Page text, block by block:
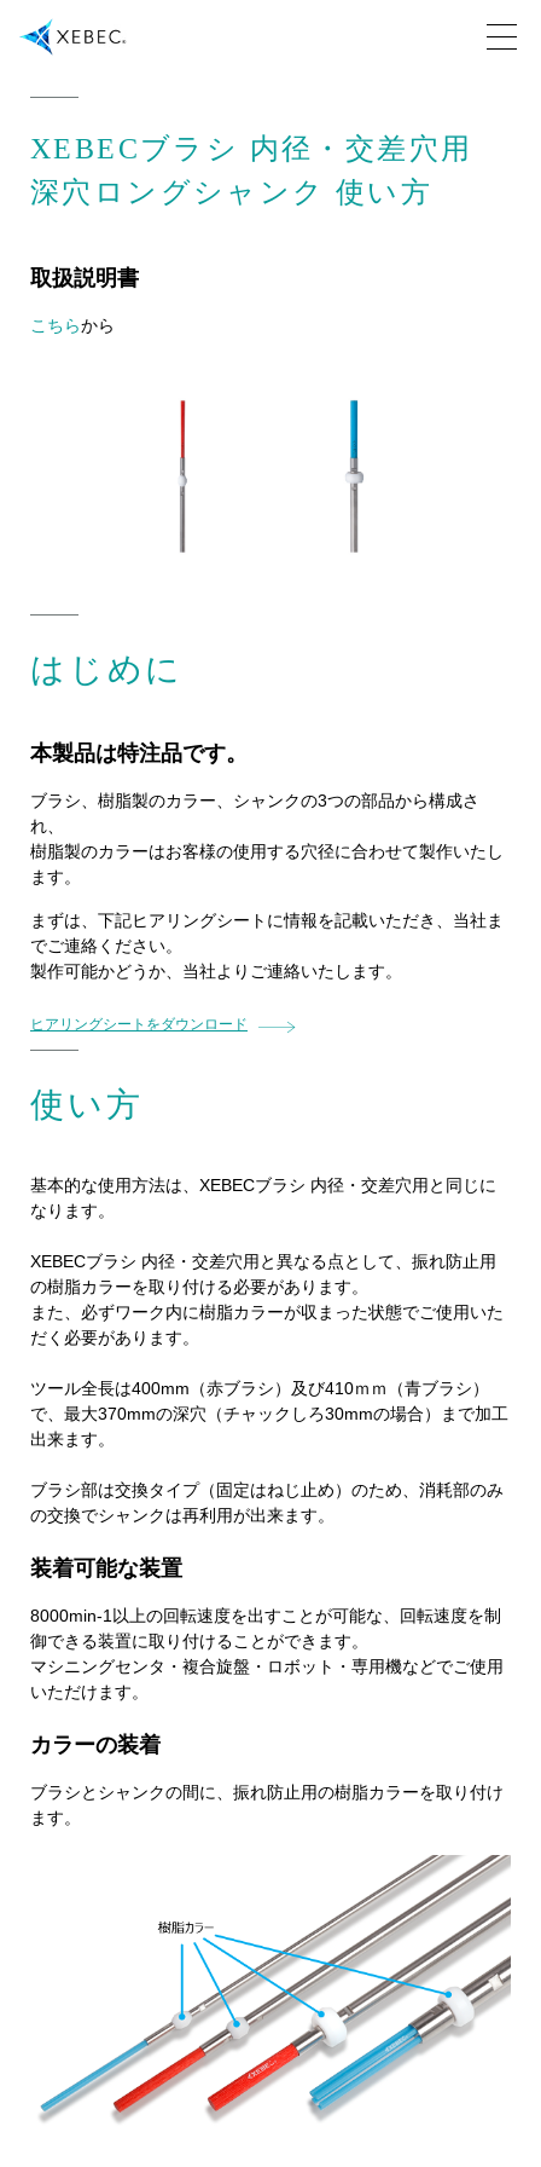
XEBECブラシ 内径・交差穴用
深穴ロングシャンク 使い方
取扱説明書
こちらから
はじめに
本製品は特注品です。
ブラシ、樹脂製のカラー、シャンクの3つの部品から構成さ
れ、
樹脂製のカラーはお客様の使用する穴径に合わせて製作いたし
ます。
まずは、下記ヒアリングシートに情報を記載いただき、当社ま
でご連絡ください。
製作可能かどうか、当社よりご連絡いたします。
ヒアリングシートをダウンロード
使い方
基本的な使用方法は、XEBECブラシ 内径・交差穴用と同じに
なります。
XEBECブラシ 内径・交差穴用と異なる点として、振れ防止用
の樹脂カラーを取り付ける必要があります。
また、必ずワーク内に樹脂カラーが収まった状態でご使用いた
だく必要があります。
ツール全長は400mm（赤ブラシ）及び410ｍｍ（青ブラシ）
で、最大370mmの深穴（チャックしろ30mmの場合）まで加工
出来ます。
ブラシ部は交換タイプ（固定はねじ止め）のため、消耗部のみ
の交換でシャンクは再利用が出来ます。
装着可能な装置
8000min-1以上の回転速度を出すことが可能な、回転速度を制
御できる装置に取り付けることができます。
マシニングセンタ・複合旋盤・ロボット・専用機などでご使用
いただけます。
カラーの装着
ブラシとシャンクの間に、振れ防止用の樹脂カラーを取り付け
ます。